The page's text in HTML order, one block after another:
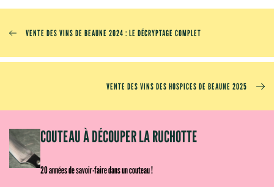
VENTE DES VINS DE BEAUNE 2024 : LE DÉCRYPTAGE COMPLET
VENTE DES VINS DES HOSPICES DE BEAUNE 2025
COUTEAU À DÉCOUPER LA RUCHOTTE
20 années de savoir-faire dans un couteau !